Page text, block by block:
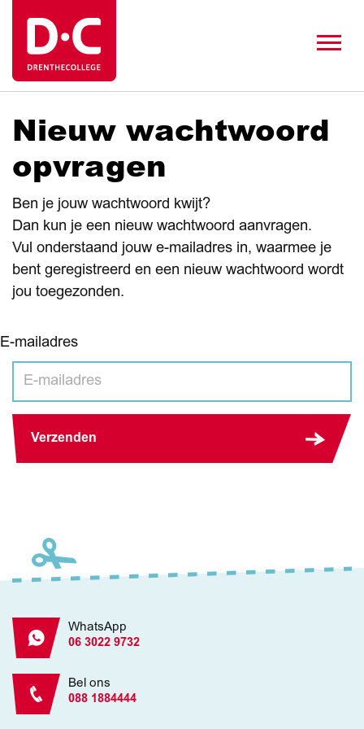
Nieuw wachtwoord
opvragen
Ben je jouw wachtwoord kwijt?
Dan kun je een nieuw wachtwoord aanvragen.
Vul onderstaand jouw e-mailadres in, waarmee je
bent geregistreerd en een nieuw wachtwoord wordt
jou toegezonden.
E-mailadres
Verzenden
WhatsApp
06 3022 9732
Bel ons
088 1884444